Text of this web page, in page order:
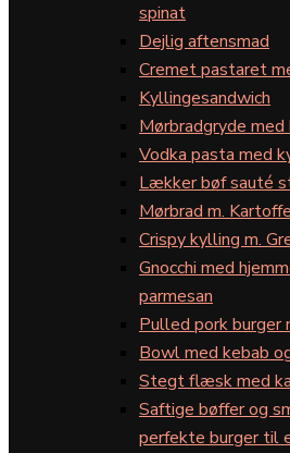
spinat
Dejlig aftensmad
Cremet pastaret
Kyllingesandwich
Mørbradgryde
Vodka pasta med
Lækker bøf sauté
Mørbrad m.
Crispy kylling m.
Gnocchi med
parmesan
Pulled pork burger
Bowl med kebab
Stegt flæsk med
Saftige bøffer og
perfekte burger til